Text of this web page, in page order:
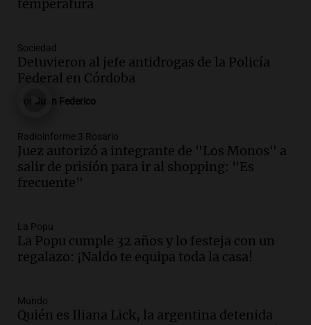
Panorama Federal
Audio.
centro de esquí Penitentes Park tras
siete años de cierre por falta de nieve
Episodios
Audio.Madres en Rosario piden por la
ley Joaquín.
Viva la Radio Rosario
Episodios
de hacienda: “Las tecnologías no
reemplazan el contacto con la gente”
La Argentina, hoy
Audio.
un pozo de 17 metros en Nueva Córdoba
temperatura
Sociedad
Detuvieron al jefe antidrogas de la Policía
Federal en Córdoba
Juan Federico
Radioinforme 3 Rosario
Juez autorizó a integrante de "Los Monos" a
salir de prisión para ir al shopping: "Es
frecuente"
La Popu
La Popu cumple 32 años y lo festeja con un
regalazo: ¡Naldo te equipa toda la casa!
Mundo
Quién es Iliana Lick, la argentina detenida